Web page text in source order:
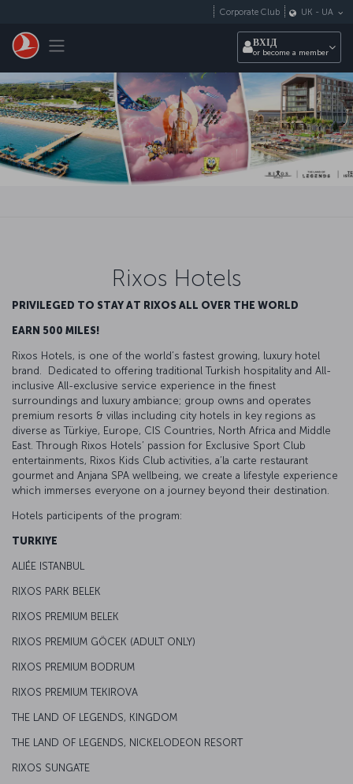
Toggle navigation
Corporate Club UK - UA
ВХІД
or become a member
Rixos Hotels
PRIVILEGED TO STAY AT RIXOS ALL OVER THE WORLD
EARN 500 MILES!
Rixos Hotels, is one of the world’s fastest growing, luxury hotel
brand. Dedicated to offering traditional Turkish hospitality and All-
inclusive All-exclusive service experience in the finest
surroundings and luxury ambiance; group owns and operates
premium resorts & villas including city hotels in key regions as
diverse as Türkiye, Europe, CIS Countries, North Africa and Middle
East. Through Rixos Hotels’ passion for Exclusive Sport Club
entertainments, Rixos Kids Club activities, a’la carte restaurant
gourmet and Anjana SPA wellbeing, we create a lifestyle experience
which immerses everyone on a journey beyond their destination.
Hotels participents of the program:
TURKIYE
ALIÉE ISTANBUL
RIXOS PARK BELEK
RIXOS PREMIUM BELEK
RIXOS PREMIUM GÖCEK (ADULT ONLY)
RIXOS PREMIUM BODRUM
RIXOS PREMIUM TEKIROVA
THE LAND OF LEGENDS, KINGDOM
THE LAND OF LEGENDS, NICKELODEON RESORT
RIXOS SUNGATE